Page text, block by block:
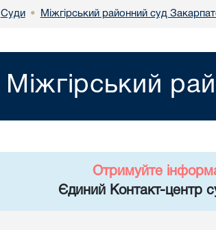
Суди • Міжгірський районний суд
Міжгірський
Отримуйте
Єдиний Контакт-центр